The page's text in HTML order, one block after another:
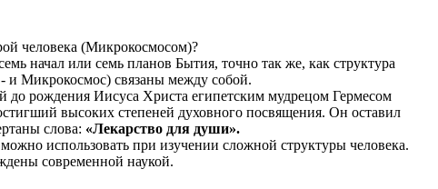
человека (Микрокосмосом)?
начал или семь планов Бытия, точно так же, как структура
и Микрокосмос) связаны между собой.
до рождения Иисуса Христа египетским мудрецом Гермесом
высоких степеней духовного посвящения. Он оставил
слова: «Лекарство для души».
использовать при изучении сложной структуры человека.
современной наукой.